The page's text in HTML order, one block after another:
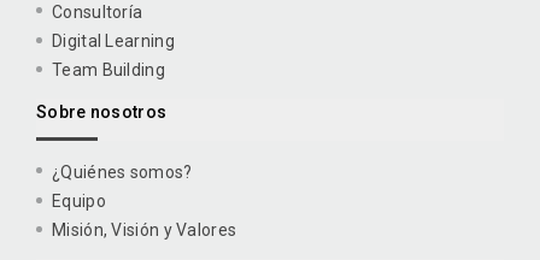
Consultoría
Digital Learning
Team Building
Sobre nosotros
¿Quiénes somos?
Equipo
Misión, Visión y Valores